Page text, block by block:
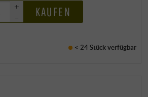
+
–
KAUFEN
< 24 Stückverfügbar